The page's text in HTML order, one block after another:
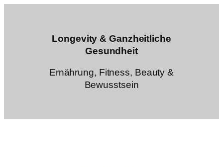
Longevity & Ganzheitliche
Gesundheit
Ernährung, Fitness, Beauty &
Bewusstsein